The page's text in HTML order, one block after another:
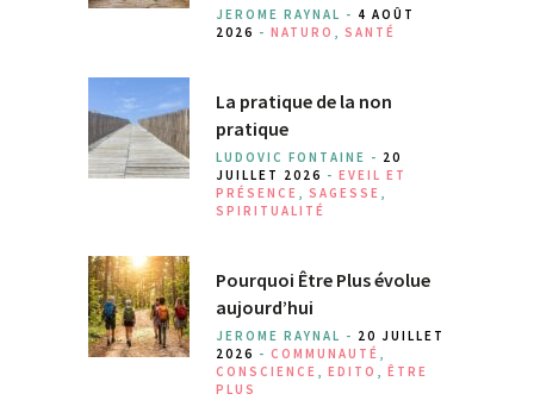
JEROME RAYNAL - 4 AOÛT
2026 - NATURO , SANTÉ
La pratique de la non
pratique
LUDOVIC FONTAINE - 20
JUILLET 2026 - EVEIL ET
PRÉSENCE , SAGESSE ,
SPIRITUALITÉ
Pourquoi Être Plus évolue
aujourd’hui
JEROME RAYNAL - 20 JUILLET
2026 - COMMUNAUTÉ ,
CONSCIENCE , EDITO , ÊTRE
PLUS